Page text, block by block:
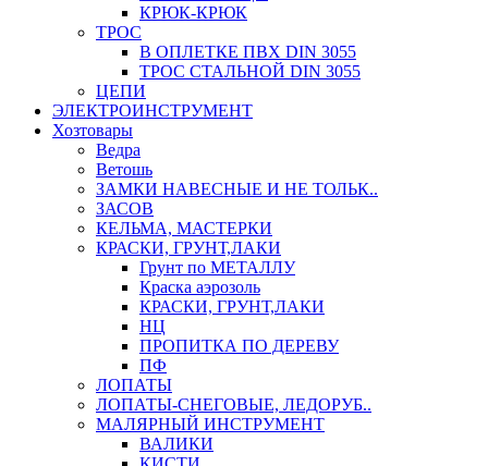
КРЮК-КРЮК
ТРОС
В ОПЛЕТКЕ ПВХ DIN 3055
ТРОС СТАЛЬНОЙ DIN 3055
ЦЕПИ
ЭЛЕКТРОИНСТРУМЕНТ
Хозтовары
Ведра
Ветошь
ЗАМКИ НАВЕСНЫЕ И НЕ ТОЛЬК..
ЗАСОВ
КЕЛЬМА, МАСТЕРКИ
КРАСКИ, ГРУНТ,ЛАКИ
Грунт по МЕТАЛЛУ
Краска аэрозоль
КРАСКИ, ГРУНТ,ЛАКИ
НЦ
ПРОПИТКА ПО ДЕРЕВУ
ПФ
ЛОПАТЫ
ЛОПАТЫ-СНЕГОВЫЕ, ЛЕДОРУБ..
МАЛЯРНЫЙ ИНСТРУМЕНТ
ВАЛИКИ